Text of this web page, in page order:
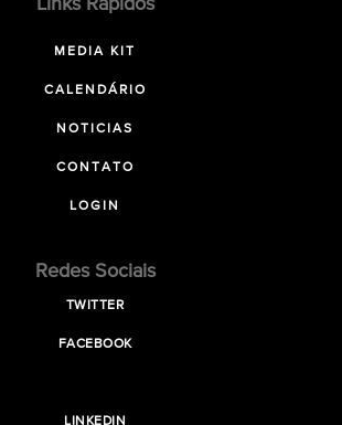
Links Rápidos
MEDIA KIT
CALENDÁRIO
NOTICIAS
CONTATO
LOGIN
Redes Sociais
TWITTER
FACEBOOK
LINKEDIN